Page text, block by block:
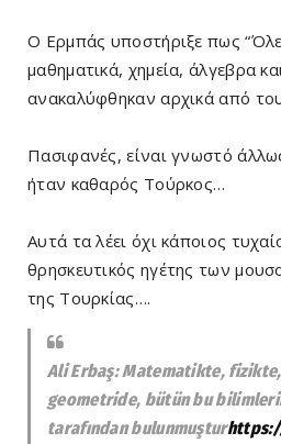
Ο Ερμπάς υποστήριξε πως
μαθηματικά, χημεία, άλγεβρα
ανακαλύφθηκαν αρχικά από
Πασιφανές, είναι γνωστό
ήταν καθαρός Τούρκος…
Αυτά τα λέει όχι κάποιος
θρησκευτικός ηγέτης των
της Τουρκίας….
Ali Erbaş: Matematikte,
geometride, bütün bu
tarafından bulunmuştur